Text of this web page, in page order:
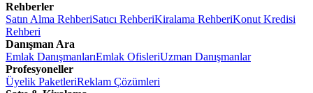
Rehberler
Satın Alma RehberiSatıcı RehberiKiralama RehberiKonut Kredisi
Rehberi
Danışman Ara
Emlak DanışmanlarıEmlak OfisleriUzman Danışmanlar
Profesyoneller
Üyelik PaketleriReklam Çözümleri